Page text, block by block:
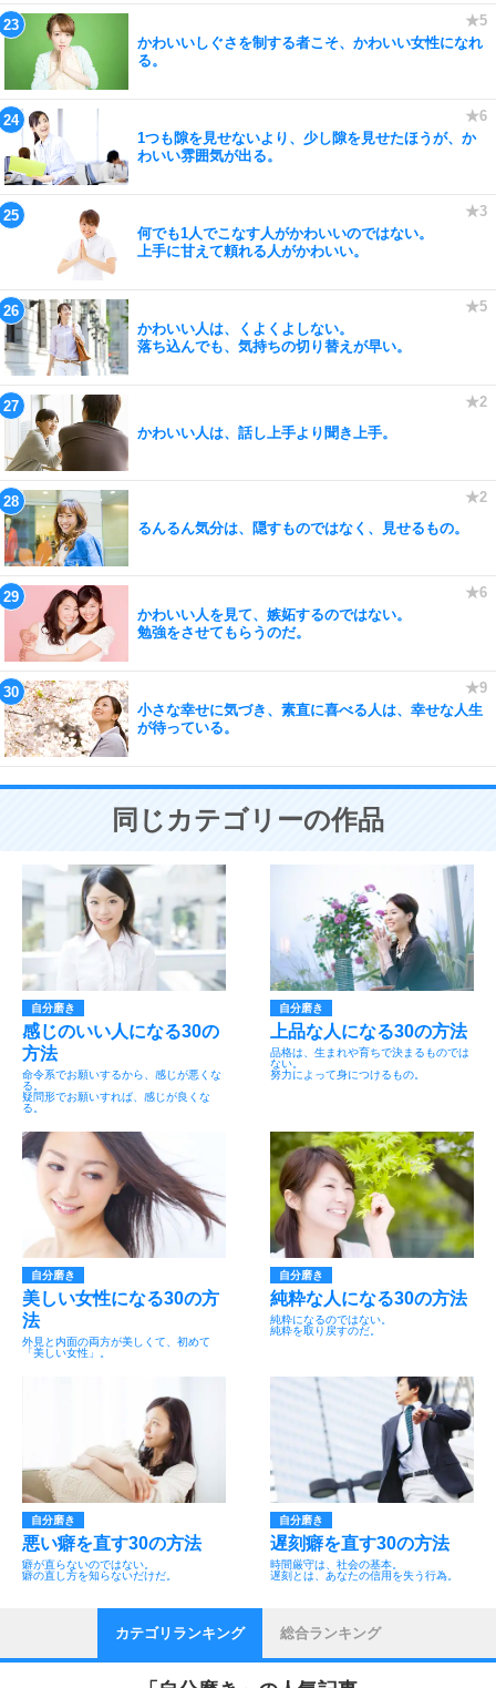
かわいいしぐさを制する者こそ、かわいい女性になれ
る。
1つも隙を見せないより、少し隙を見せたほうが、か
わいい雰囲気が出る。
何でも1人でこなす人がかわいいのではない。
上手に甘えて頼れる人がかわいい。
かわいい人は、くよくよしない。
落ち込んでも、気持ちの切り替えが早い。
かわいい人は、話し上手より聞き上手。
るんるん気分は、隠すものではなく、見せるもの。
かわいい人を見て、嫉妬するのではない。
勉強をさせてもらうのだ。
小さな幸せに気づき、素直に喜べる人は、幸せな人生
が待っている。
同じカテゴリーの作品
自分磨き
感じのいい人になる30の
方法
命令系でお願いするから、感じが悪くな
る。
疑問形でお願いすれば、感じが良くな
る。
自分磨き
上品な人になる30の方法
品格は、生まれや育ちで決まるものでは
ない。
努力によって身につけるもの。
自分磨き
美しい女性になる30の方
法
外見と内面の両方が美しくて、初めて
「美しい女性」。
自分磨き
純粋な人になる30の方法
純粋になるのではない。
純粋を取り戻すのだ。
自分磨き
悪い癖を直す30の方法
癖が直らないのではない。
癖の直し方を知らないだけだ。
自分磨き
遅刻癖を直す30の方法
時間厳守は、社会の基本。
遅刻とは、あなたの信用を失う行為。
カテゴリランキング 総合ランキング